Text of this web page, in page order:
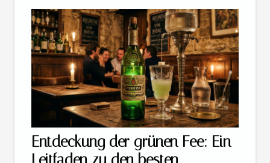
Entdeckung der grünen Fee: Ein